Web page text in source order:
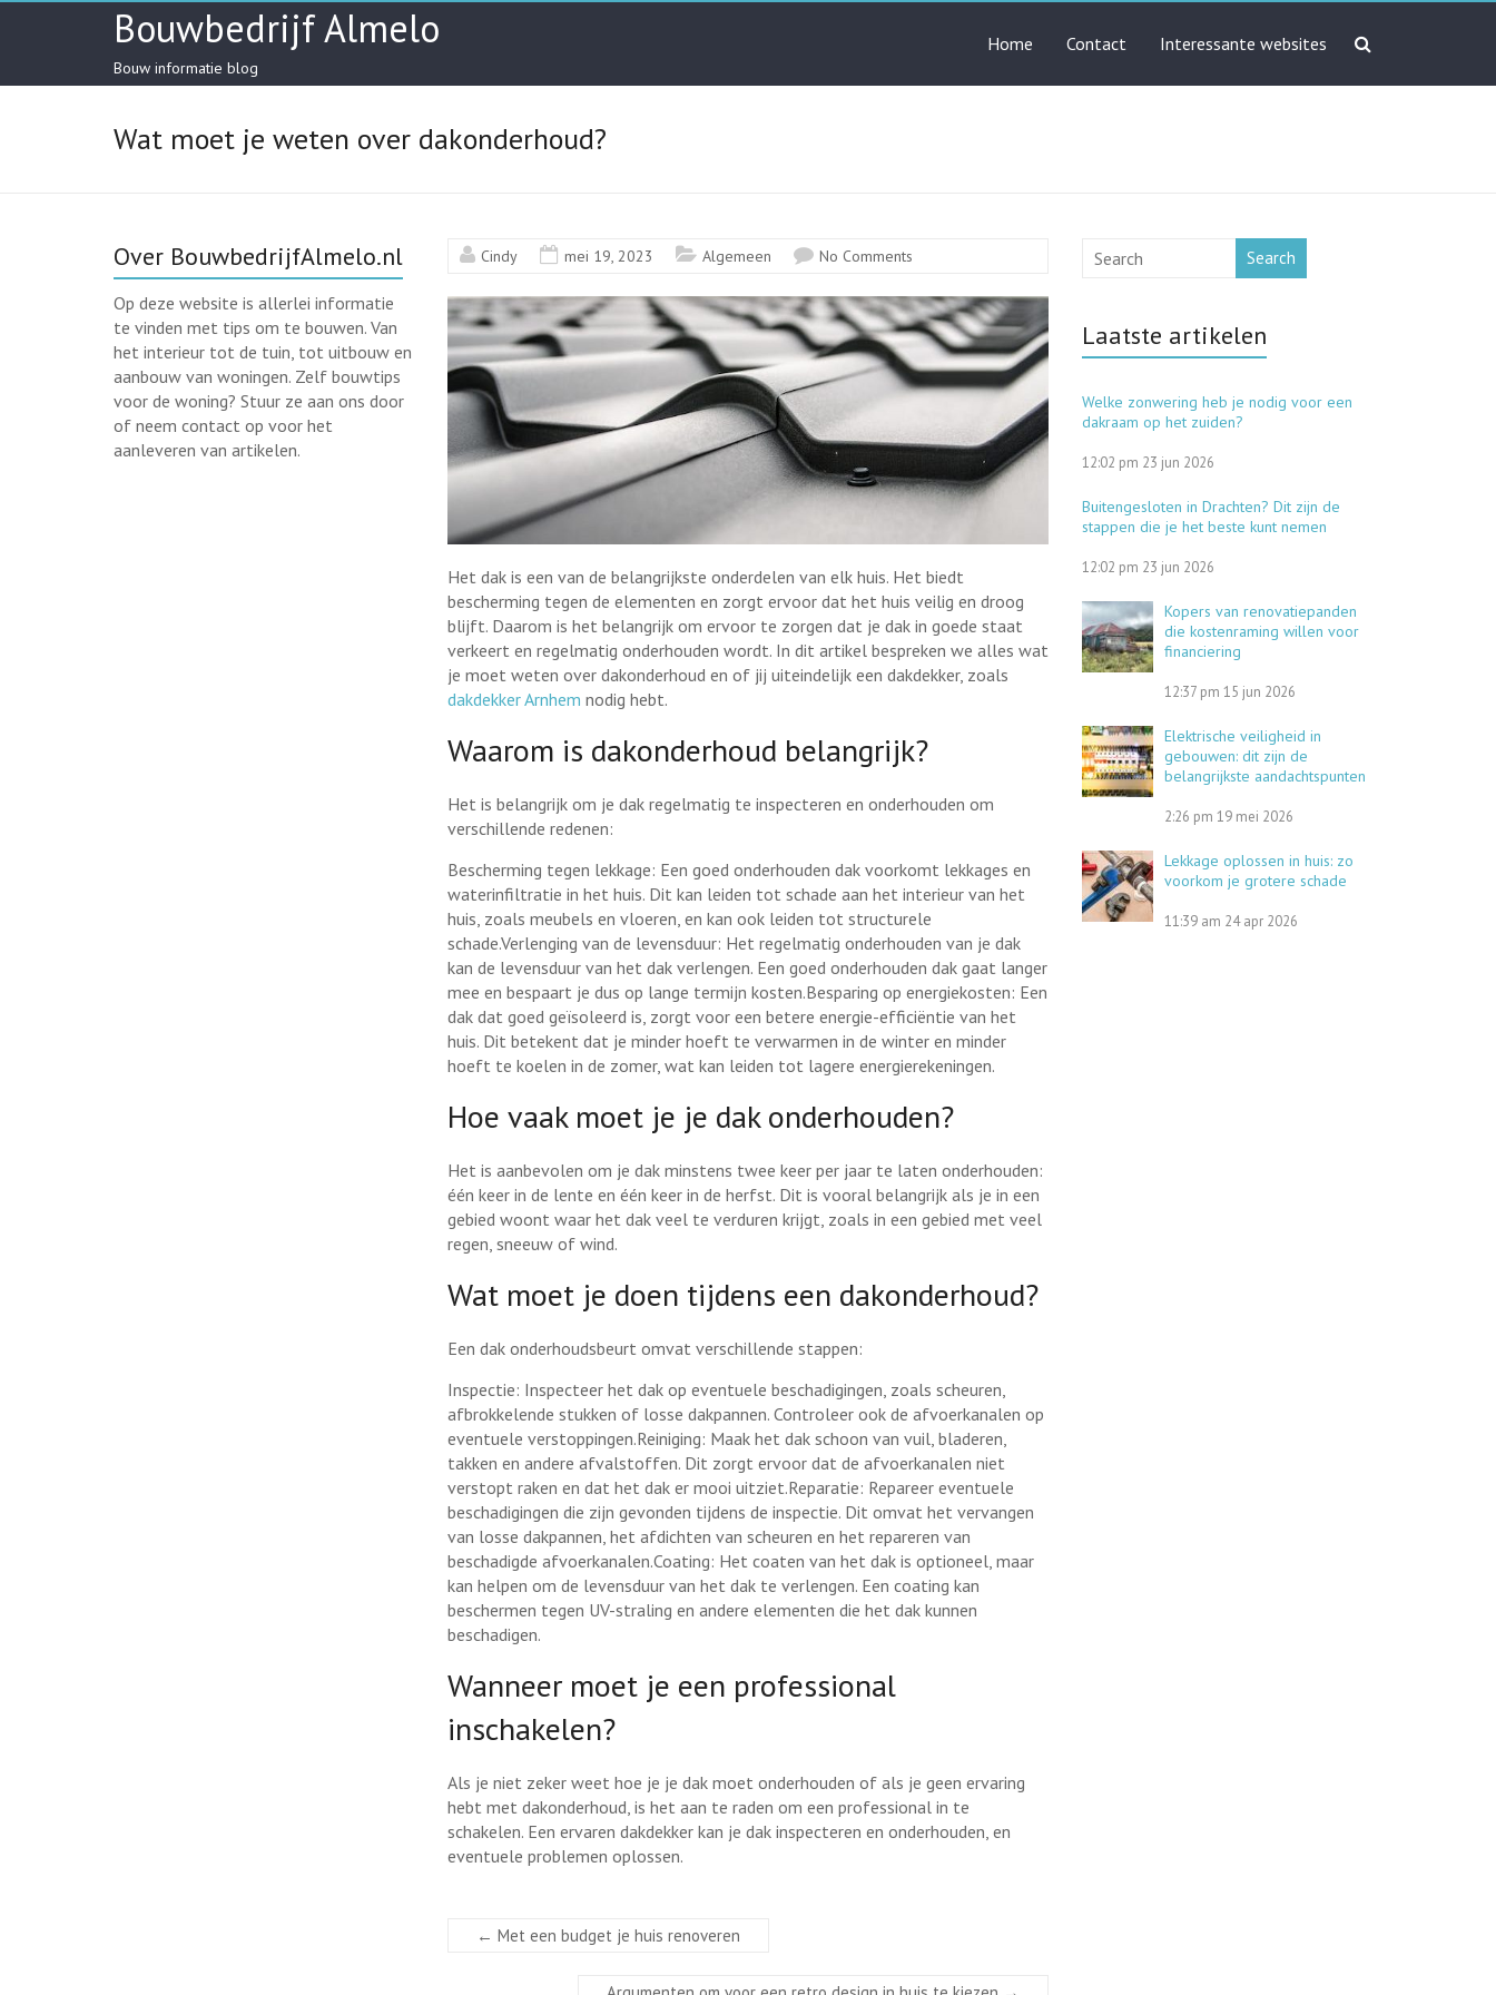
Bouwbedrijf Almelo
Bouw informatie blog
Home Contact Interessante websites
Wat moet je weten over dakonderhoud?
Cindy mei 19, 2023 Algemeen No Comments
Het dak is een van de belangrijkste onderdelen van elk huis. Het biedt
bescherming tegen de elementen en zorgt ervoor dat het huis veilig en droog
blijft. Daarom is het belangrijk om ervoor te zorgen dat je dak in goede staat
verkeert en regelmatig onderhouden wordt. In dit artikel bespreken we alles wat
je moet weten over dakonderhoud en of jij uiteindelijk een dakdekker, zoals
dakdekker Arnhem nodig hebt.
Waarom is dakonderhoud belangrijk?
Het is belangrijk om je dak regelmatig te inspecteren en onderhouden om
verschillende redenen:
Bescherming tegen lekkage: Een goed onderhouden dak voorkomt lekkages en
waterinfiltratie in het huis. Dit kan leiden tot schade aan het interieur van het
huis, zoals meubels en vloeren, en kan ook leiden tot structurele
schade.Verlenging van de levensduur: Het regelmatig onderhouden van je dak
kan de levensduur van het dak verlengen. Een goed onderhouden dak gaat langer
mee en bespaart je dus op lange termijn kosten.Besparing op energiekosten: Een
dak dat goed geïsoleerd is, zorgt voor een betere energie-efficiëntie van het
huis. Dit betekent dat je minder hoeft te verwarmen in de winter en minder
hoeft te koelen in de zomer, wat kan leiden tot lagere energierekeningen.
Hoe vaak moet je je dak onderhouden?
Het is aanbevolen om je dak minstens twee keer per jaar te laten onderhouden:
één keer in de lente en één keer in de herfst. Dit is vooral belangrijk als je in een
gebied woont waar het dak veel te verduren krijgt, zoals in een gebied met veel
regen, sneeuw of wind.
Wat moet je doen tijdens een dakonderhoud?
Een dak onderhoudsbeurt omvat verschillende stappen:
Inspectie: Inspecteer het dak op eventuele beschadigingen, zoals scheuren,
afbrokkelende stukken of losse dakpannen. Controleer ook de afvoerkanalen op
eventuele verstoppingen.Reiniging: Maak het dak schoon van vuil, bladeren,
takken en andere afvalstoffen. Dit zorgt ervoor dat de afvoerkanalen niet
verstopt raken en dat het dak er mooi uitziet.Reparatie: Repareer eventuele
beschadigingen die zijn gevonden tijdens de inspectie. Dit omvat het vervangen
van losse dakpannen, het afdichten van scheuren en het repareren van
beschadigde afvoerkanalen.Coating: Het coaten van het dak is optioneel, maar
kan helpen om de levensduur van het dak te verlengen. Een coating kan
beschermen tegen UV-straling en andere elementen die het dak kunnen
beschadigen.
Wanneer moet je een professional
inschakelen?
Als je niet zeker weet hoe je je dak moet onderhouden of als je geen ervaring
hebt met dakonderhoud, is het aan te raden om een professional in te
schakelen. Een ervaren dakdekker kan je dak inspecteren en onderhouden, en
eventuele problemen oplossen.
← Met een budget je huis renoveren
Over BouwbedrijfAlmelo.nl
Op deze website is allerlei informatie
te vinden met tips om te bouwen. Van
het interieur tot de tuin, tot uitbouw en
aanbouw van woningen. Zelf bouwtips
voor de woning? Stuur ze aan ons door
of neem contact op voor het
aanleveren van artikelen.
Search
Laatste artikelen
Welke zonwering heb je nodig voor een
dakraam op het zuiden?
12:02 pm 23 jun 2026
Buitengesloten in Drachten? Dit zijn de
stappen die je het beste kunt nemen
12:02 pm 23 jun 2026
Kopers van renovatiepanden
die kostenraming willen voor
financiering
12:37 pm 15 jun 2026
Elektrische veiligheid in
gebouwen: dit zijn de
belangrijkste aandachtspunten
2:26 pm 19 mei 2026
Lekkage oplossen in huis: zo
voorkom je grotere schade
11:39 am 24 apr 2026